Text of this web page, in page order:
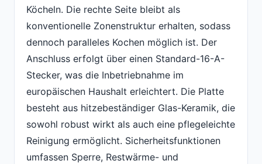
Köcheln. Die rechte Seite bleibt als
konventionelle Zonenstruktur erhalten, sodass
dennoch paralleles Kochen möglich ist. Der
Anschluss erfolgt über einen Standard-16-A-
Stecker, was die Inbetriebnahme im
europäischen Haushalt erleichtert. Die Platte
besteht aus hitzebeständiger Glas-Keramik, die
sowohl robust wirkt als auch eine pflegeleichte
Reinigung ermöglicht. Sicherheitsfunktionen
umfassen Sperre, Restwärme- und